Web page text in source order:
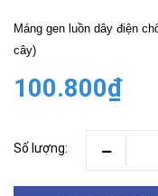
Máng gen luồn dây điện
cây)
100.800₫
Số lượng: